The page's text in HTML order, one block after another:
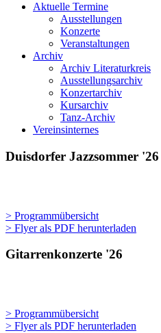
Aktuelle Termine
Ausstellungen
Konzerte
Veranstaltungen
Archiv
Archiv Literaturkreis
Ausstellungsarchiv
Konzertarchiv
Kursarchiv
Tanz-Archiv
Vereinsinternes
Duisdorfer Jazzsommer '26
> Programmübersicht
> Flyer als PDF herunterladen
Gitarrenkonzerte '26
> Programmübersicht
> Flyer als PDF herunterladen